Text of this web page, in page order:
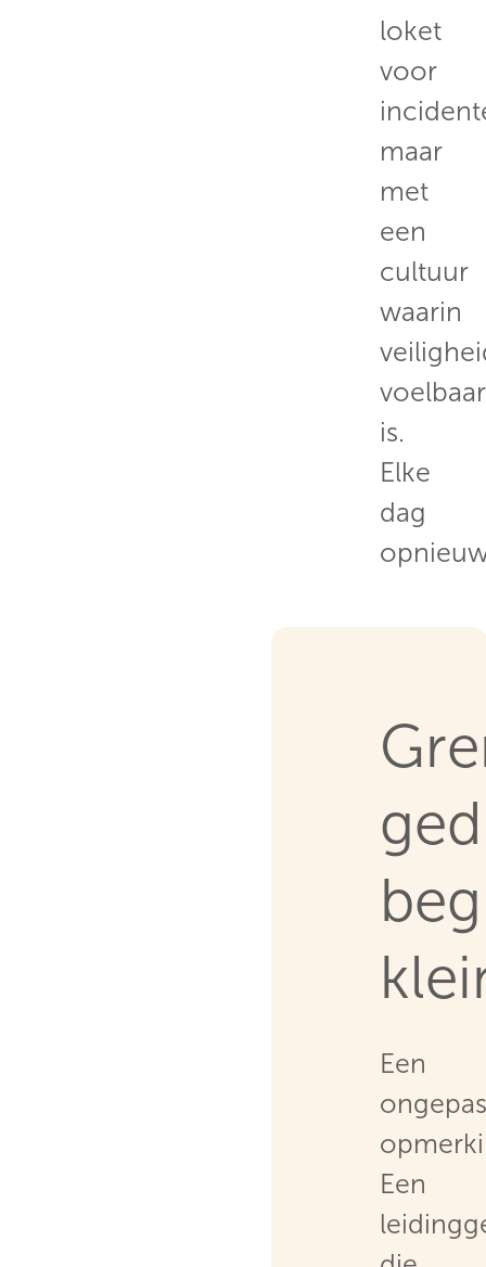
loket
voor
maar
met
een
cultuur
waarin
voelbaar
is.
Elke
dag
Een
Een